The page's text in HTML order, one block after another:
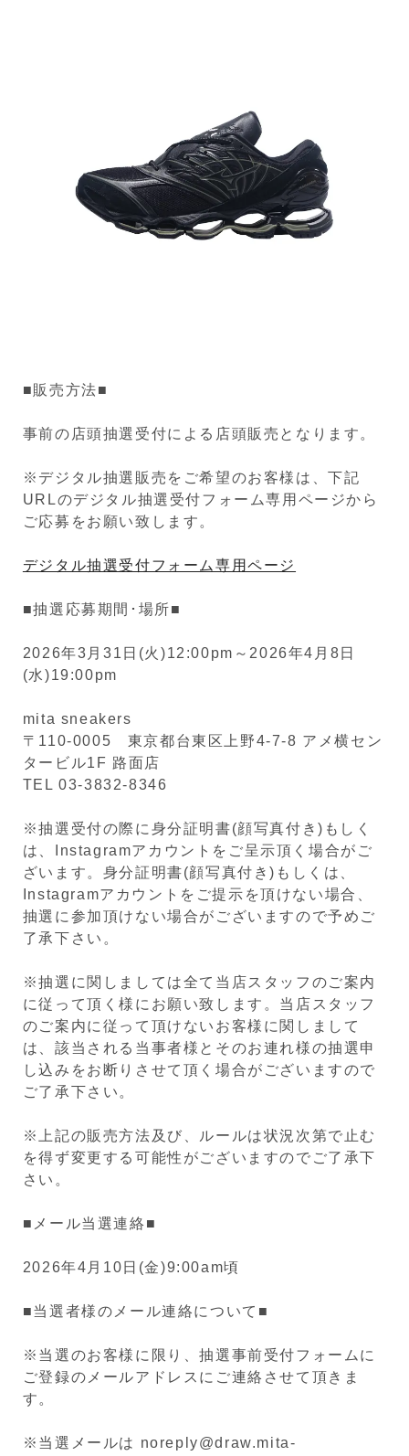
■販売方法■
事前の店頭抽選受付による店頭販売となります。
※デジタル抽選販売をご希望のお客様は、下記
URLのデジタル抽選受付フォーム専用ページから
ご応募をお願い致します。
デジタル抽選受付フォーム専用ページ
■抽選応募期間･場所■
2026年3月31日(火)12:00pm～2026年4月8日
(水)19:00pm
mita sneakers
〒110-0005 東京都台東区上野4-7-8 アメ横セン
タービル1F 路面店
TEL 03-3832-8346
※抽選受付の際に身分証明書(顔写真付き)もしく
は、Instagramアカウントをご呈示頂く場合がご
ざいます。身分証明書(顔写真付き)もしくは、
Instagramアカウントをご提示を頂けない場合、
抽選に参加頂けない場合がございますので予めご
了承下さい。
※抽選に関しましては全て当店スタッフのご案内
に従って頂く様にお願い致します。当店スタッフ
のご案内に従って頂けないお客様に関しまして
は、該当される当事者様とそのお連れ様の抽選申
し込みをお断りさせて頂く場合がございますので
ご了承下さい。
※上記の販売方法及び、ルールは状況次第で止む
を得ず変更する可能性がございますのでご了承下
さい。
■メール当選連絡■
2026年4月10日(金)9:00am頃
■当選者様のメール連絡について■
※当選のお客様に限り、抽選事前受付フォームに
ご登録のメールアドレスにご連絡させて頂きま
す。
※当選メールは noreply@draw.mita-